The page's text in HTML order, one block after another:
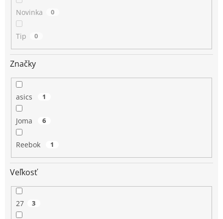
Novinka 0
Tip 0
Značky
asics 1
Joma 6
Reebok 1
Veľkosť
27 3